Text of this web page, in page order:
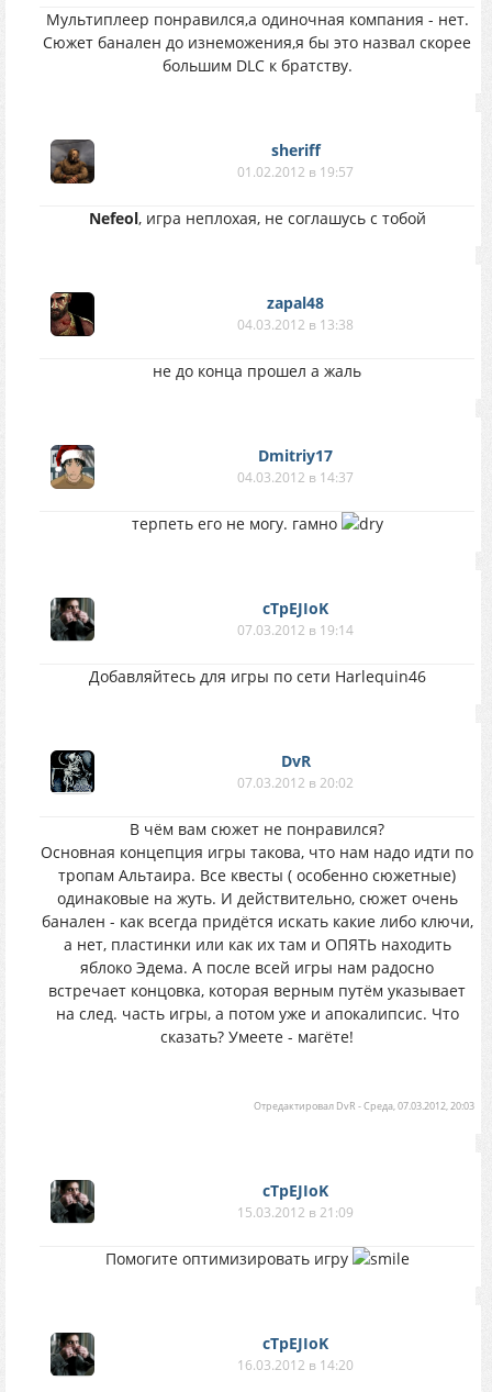
Мультиплеер понравился,а одиночная компания - нет.
Сюжет банален до изнеможения,я бы это назвал скорее
большим DLC к братству.
sheriff
01.02.2012 в 19:57
Nefeol, игра неплохая, не соглашусь с тобой
zapal48
04.03.2012 в 13:38
не до конца прошел а жаль
Dmitriy17
04.03.2012 в 14:37
терпеть его не могу. гамно
cTpEJIoK
07.03.2012 в 19:14
Добавляйтесь для игры по сети Harlequin46
DvR
07.03.2012 в 20:02
В чём вам сюжет не понравился?
Основная концепция игры такова, что нам надо идти по
тропам Альтаира. Все квесты ( особенно сюжетные)
одинаковые на жуть. И действительно, сюжет очень
банален - как всегда придётся искать какие либо ключи,
а нет, пластинки или как их там и ОПЯТЬ находить
яблоко Эдема. А после всей игры нам радосно
встречает концовка, которая верным путём указывает
на след. часть игры, а потом уже и апокалипсис. Что
сказать? Умеете - магёте!
Отредактировал DvR -Среда, 07.03.2012, 20:03
cTpEJIoK
15.03.2012 в 21:09
Помогите оптимизировать игру
cTpEJIoK
16.03.2012 в 14:20